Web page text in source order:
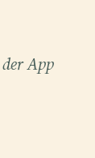
App